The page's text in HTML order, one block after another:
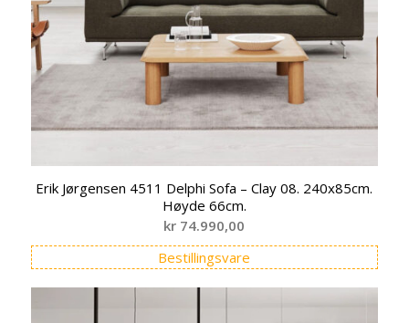
Erik Jørgensen 4511 Delphi Sofa – Clay 08. 240x85cm.
Høyde 66cm.
kr 74.990,00
Bestillingsvare